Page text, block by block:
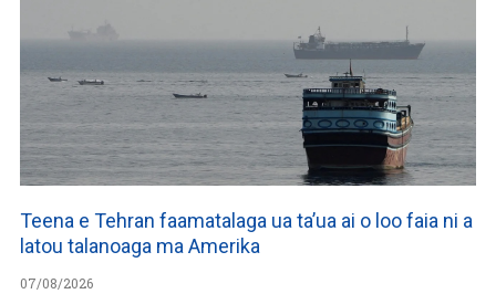
Teena e Tehran faamatalaga ua ta’ua ai o loo faia ni a
latou talanoaga ma Amerika
07/08/2026